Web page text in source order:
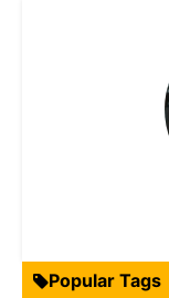
Popular Tags